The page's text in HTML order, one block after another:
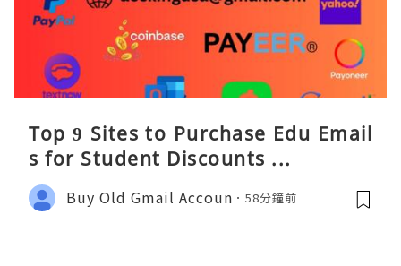
Top 9 Sites to Purchase Edu Email
s for Student Discounts ...
Buy Old Gmail Accoun 58分鐘前